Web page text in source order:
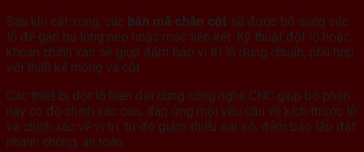
Sau khi cắt xong, các bản mã chân cột sẽ được bổ sung các
lỗ để gắn bu lông neo hoặc móc liên kết. Kỹ thuật đột lỗ hoặc
khoan chính xác sẽ giúp đảm bảo vị trí lỗ đúng chuẩn, phù hợp
với thiết kế móng và cột.
Các thiết bị đột lỗ hiện đại dùng công nghệ CNC giúp bộ phận
này có độ chính xác cao, đáp ứng mọi yêu cầu về kích thước lỗ
và chính xác về vị trí, từ đó giảm thiểu sai số, đảm bảo lắp đặt
nhanh chóng, an toàn.